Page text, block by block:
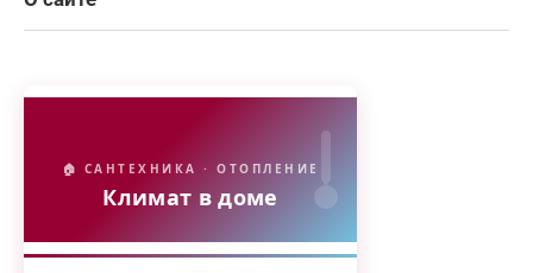
🏠 САНТЕХНИКА · ОТОПЛЕНИЕ
Климат в доме